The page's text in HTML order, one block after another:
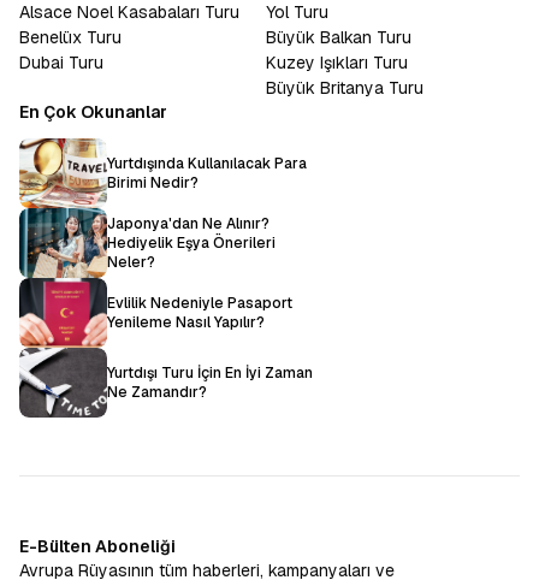
Alsace Noel Kasabaları Turu
Benelüx Turu
Dubai Turu
Yol Turu
Büyük Balkan Turu
Kuzey Işıkları Turu
Büyük Britanya Turu
En Çok Okunanlar
Yurtdışında Kullanılacak Para
Birimi Nedir?
Japonya'dan Ne Alınır?
Hediyelik Eşya Önerileri
Neler?
Evlilik Nedeniyle Pasaport
Yenileme Nasıl Yapılır?
Yurtdışı Turu İçin En İyi Zaman
Ne Zamandır?
E-Bülten Aboneliği
Avrupa Rüyasının tüm haberleri, kampanyaları ve